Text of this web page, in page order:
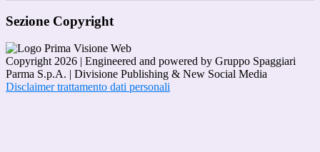
Sezione Copyright
Copyright 2026 | Engineered and powered by Gruppo Spaggiari
Parma S.p.A. | Divisione Publishing & New Social Media
Disclaimer trattamento dati personali